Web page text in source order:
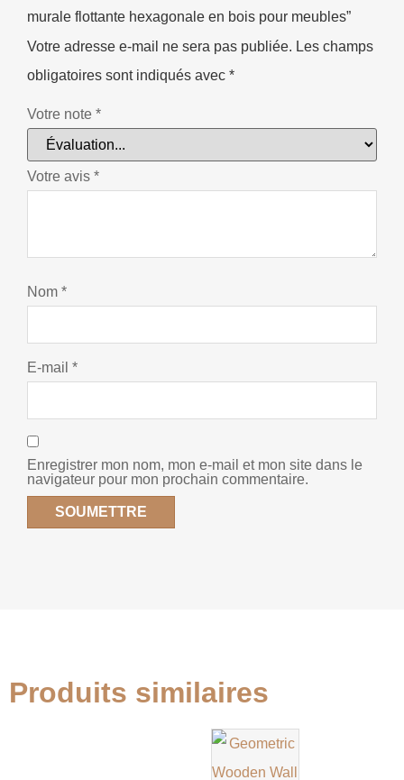
murale flottante hexagonale en bois pour meubles”
Votre adresse e-mail ne sera pas publiée. Les champs
obligatoires sont indiqués avec *
Votre note *
Votre avis *
Nom *
E-mail *
Enregistrer mon nom, mon e-mail et mon site dans le
navigateur pour mon prochain commentaire.
Produits similaires